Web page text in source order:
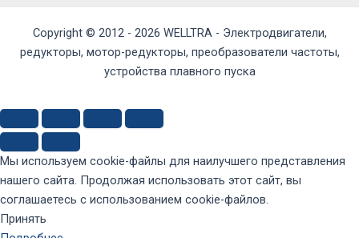
Copyright © 2012 - 2026 WELLTRA - Электродвигатели,
редукторы, мотор-редукторы, преобразователи частоты,
устройства плавного пуска
Мы используем cookie-файлы для наилучшего представления
нашего сайта. Продолжая использовать этот сайт, вы
соглашаетесь с использованием cookie-файлов.
Принять